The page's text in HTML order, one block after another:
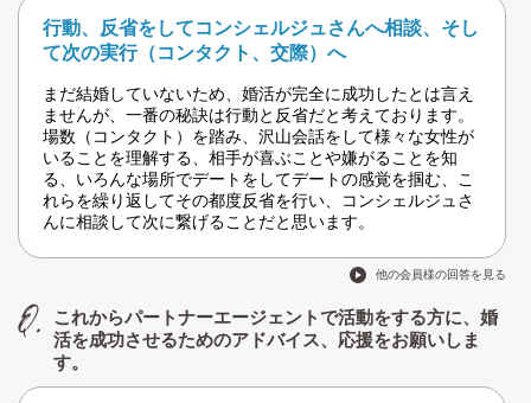
行動、反省をしてコンシェルジュさんへ相談、そし
て次の実行（コンタクト、交際）へ
まだ結婚していないため、婚活が完全に成功したとは言え
ませんが、一番の秘訣は行動と反省だと考えております。
場数（コンタクト）を踏み、沢山会話をして様々な女性が
いることを理解する、相手が喜ぶことや嫌がることを知
る、いろんな場所でデートをしてデートの感覚を掴む、こ
れらを繰り返してその都度反省を行い、コンシェルジュさ
んに相談して次に繋げることだと思います。
他の会員様の回答を見る
これからパートナーエージェントで活動をする方に、婚
活を成功させるためのアドバイス、応援をお願いしま
す。